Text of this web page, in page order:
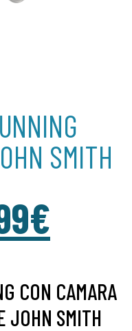
SMITH
€
CON CAMARA
JOHN SMITH